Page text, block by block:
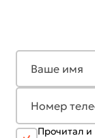
Прочитал